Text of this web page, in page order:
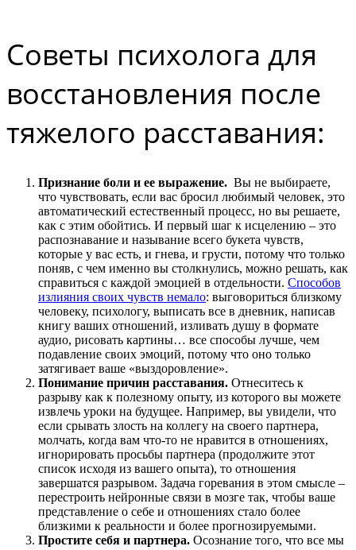
Советы психолога для
восстановления после
тяжелого расставания:
Признание боли и ее выражение. Вы не выбираете,
что чувствовать, если вас бросил любимый человек, это
автоматический естественный процесс, но вы решаете,
как с этим обойтись. И первый шаг к исцелению – это
распознавание и называние всего букета чувств,
которые у вас есть, и гнева, и грусти, потому что только
поняв, с чем именно вы столкнулись, можно решать, как
справиться с каждой эмоцией в отдельности. Способов
излияния своих чувств немало: выговориться близкому
человеку, психологу, выписать все в дневник, написав
книгу ваших отношений, изливать душу в формате
аудио, рисовать картины… все способы лучше, чем
подавление своих эмоций, потому что оно только
затягивает ваше «выздоровление».
Понимание причин расставания. Отнеситесь к
разрыву как к полезному опыту, из которого вы можете
извлечь уроки на будущее. Например, вы увидели, что
если срывать злость на коллегу на своего партнера,
молчать, когда вам что-то не нравится в отношениях,
игнорировать просьбы партнера (продолжите этот
список исходя из вашего опыта), то отношения
завершатся разрывом. Задача горевания в этом смысле –
перестроить нейронные связи в мозге так, чтобы ваше
представление о себе и отношениях стало более
близкими к реальности и более прогнозируемыми.
Простите себя и партнера. Осознание того, что все мы